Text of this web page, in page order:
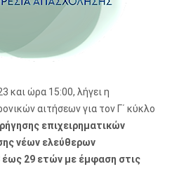
και ώρα 15:00, λήγει η
αιτήσεων για τον Γ΄ κύκλο
επιχειρηματικών
νέων ελεύθερων
έως 29 ετών με έμφαση στις